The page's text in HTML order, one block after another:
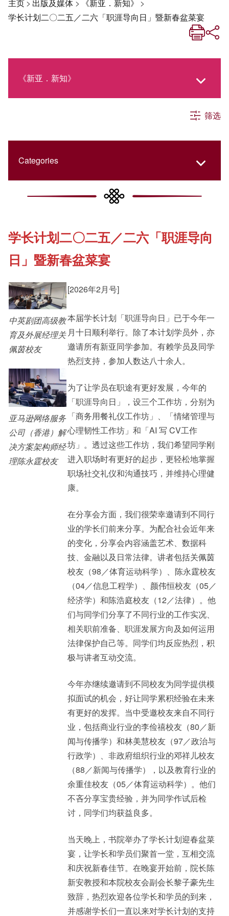
主页> 出版及媒体 > 《新亚．新知》 >
学长计划二〇二五／二六「职涯导向日」暨新春盆菜宴
《新亚．新知》
社交媒体专栏
《新亚简讯》
《新亚书院概览》
新亚影集
影片库
筛选
Categories
College Updates
Cultural Topics
Student Development
Staff Engagement
Alumni Connections
学长计划二〇二五／二六「职涯导向
日」暨新春盆菜宴
中英剧团高级教
育及外展经理关
佩茵校友
亚马逊网络服务
公司（香港）解
决方案架构师经
理陈永霆校友
[2026年2月号]
本届学长计划「职涯导向日」已于今年一
月十日顺利举行。除了本计划学员外，亦
邀请所有新亚同学参加。有赖学员及同学
热烈支持，参加人数达八十余人。
为了让学员在职途有更好发展，今年的
「职涯导向日」，设三个工作坊，分别为
「商务用餐礼仪工作坊」、「情绪管理与
心理韧性工作坊」和「AI 写 CV工作
坊」。透过这些工作坊，我们希望同学刚
进入职场时有更好的起步，更轻松地掌握
职场社交礼仪和沟通技巧，并维持心理健
康。
在分享会方面，我们很荣幸邀请到不同行
业的学长们前来分享。为配合社会近年来
的变化，分享会内容涵盖艺术、数据科
技、金融以及日常法律。讲者包括关佩茵
校友（98／体育运动科学）、陈永霆校友
（04／信息工程学）、颜伟恒校友（05／
经济学）和陈浩庭校友（12／法律）。他
们与同学们分享了不同行业的工作实况、
相关职前准备、职涯发展方向及如何运用
法律保护自己等。同学们均反应热烈，积
极与讲者互动交流。
今年亦继续邀请到不同校友为同学提供模
拟面试的机会，好让同学累积经验在未来
有更好的发挥。当中受邀校友来自不同行
业，包括商业行业的李俭禧校友（80／新
闻与传播学）和林美慧校友（97／政治与
行政学）、非政府组织行业的邓祥儿校友
（88／新闻与传播学），以及教育行业的
余重佳校友（05／体育运动科学）。他们
不吝分享宝贵经验，并为同学作试后检
讨，同学们均获益良多。
当天晚上，书院举办了学长计划迎春盆菜
宴，让学长和学员们聚首一堂，互相交流
和庆祝新春佳节。在晚宴开始前，院长陈
新安教授和本院校友会副会长黎子豪先生
致辞，热烈欢迎各位学长和学员的到来，
并感谢学长们一直以来对学长计划的支持